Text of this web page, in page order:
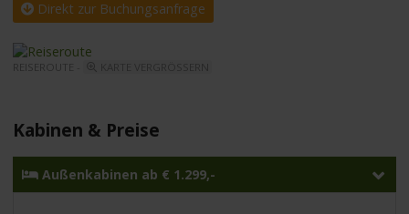
Direkt zur Buchungsanfrage
REISEROUTE -
Kabinen & Preise
Außenkabinen ab € 1.299,-